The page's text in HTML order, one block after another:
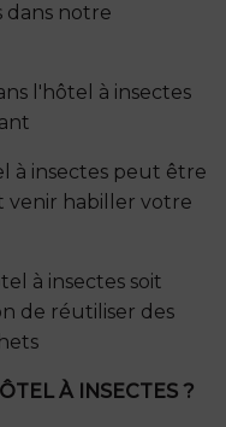
dans notre
l'hôtel à insectes
à insectes peut être
venir habiller votre
à insectes soit
de réutiliser des
À INSECTES ?